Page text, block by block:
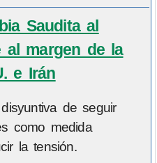
Saudita al
al margen de la
e Irán
de seguir
como medida
la tensión.